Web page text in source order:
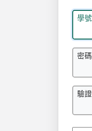
學
密碼
驗